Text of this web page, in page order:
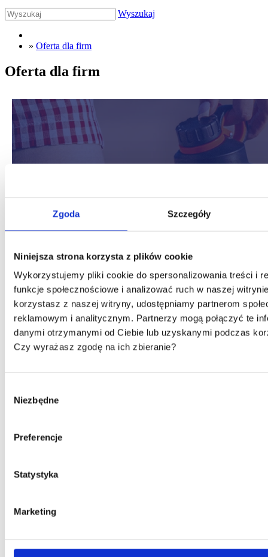
Zgoda Szczegóły
Niniejsza strona korzysta z plików cookie
Wykorzystujemy pliki cookie do spersonalizowania treści i
funkcje społecznościowe i analizować ruch w naszej
korzystasz z naszej witryny, udostępniamy partnerom
reklamowym i analitycznym. Partnerzy mogą połączyć te
danymi otrzymanymi od Ciebie lub uzyskanymi podczas
Czy wyrażasz zgodę na ich zbieranie?
zgody
Niezbędne
Preferencje
Statystyka
Marketing
Wyszukaj
» Oferta dla firm
Oferta dla firm